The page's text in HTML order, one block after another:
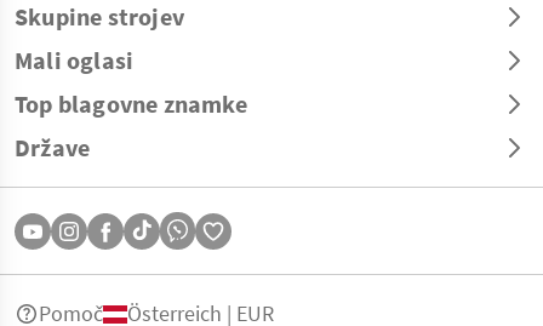
Skupine strojev
Mali oglasi
Top blagovne znamke
Države
Pomoč Österreich | EUR